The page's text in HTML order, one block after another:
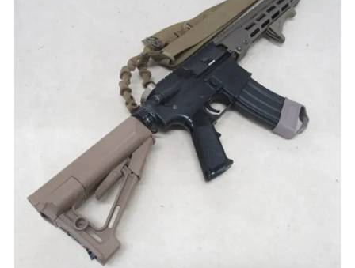
ご利用案内
ご利用が初めての方へ
宅配買取の流れ
出張買取の流れ
店頭買取の流れ
遺品買取
出張対応エリア
よくある質問
関東・関西エリアの出張買取強化中！